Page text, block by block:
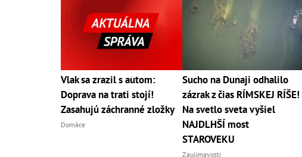
Vlak sa zrazil s autom:
Doprava na trati stojí!
Zasahujú záchranné zložky
Domáce
Sucho na Dunaji odhalilo
zázrak z čias RÍMSKEJ RÍŠE!
Na svetlo sveta vyšiel
NAJDLHŠÍ most
STAROVEKU
Zaujímavosti